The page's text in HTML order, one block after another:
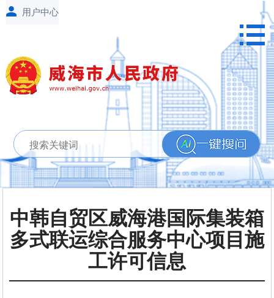
中韩自贸区威海港国际集装箱
多式联运综合服务中心项目施
工许可信息